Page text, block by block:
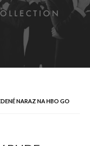
NARAZ NA HBO GO